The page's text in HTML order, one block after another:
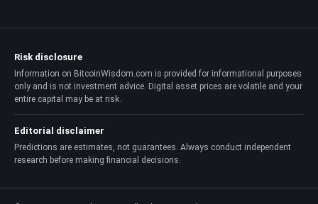
Risk disclosure
Information on BitcoinWisdom.com is provided for informational purposes
only and is not investment advice. Digital asset prices are volatile and your
entire capital may be at risk.
Editorial disclaimer
Predictions are estimates, not guarantees. Always conduct independent
research before making financial decisions.